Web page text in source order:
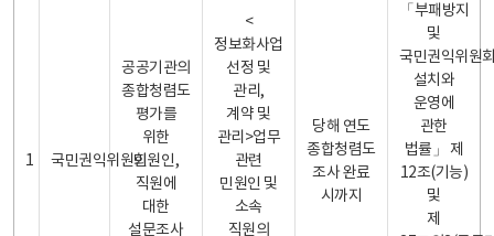
1 국민권익위원회
공공기관의
종합청렴도
평가를
위한
민원인,
직원에
대한
설문조사
<
정보화사업
선정 및
관리,
계약 및
관리>업무
관련
민원인 및
소속
직원의
당해 연도
종합청렴도
조사 완료
시까지
「부패방지
및
국민권익위원
설치와
운영에
관한
법률」 제
12조(기능)
및
제